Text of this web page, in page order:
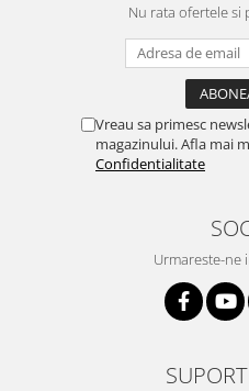
Nu rata ofertele
Vreau sa primesc
magazinului. Afla mai
Confidentialitate
Urmareste-ne